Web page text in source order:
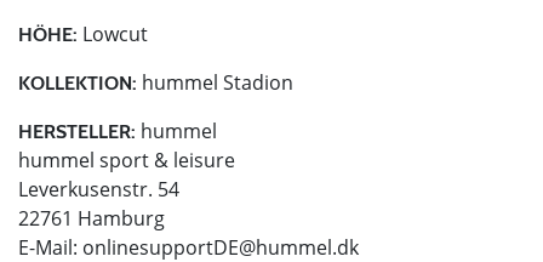
HÖHE: Lowcut
KOLLEKTION: hummel Stadion
HERSTELLER: hummel
hummel sport & leisure
Leverkusenstr. 54
22761 Hamburg
E-Mail: onlinesupportDE@hummel.dk